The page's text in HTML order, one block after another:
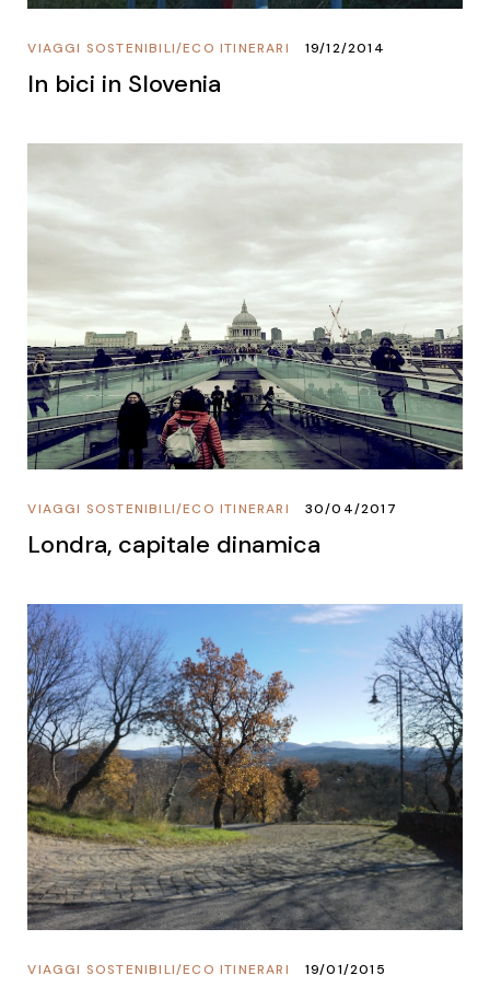
ECO ITINERARI
/
VIAGGI SOSTENIBILI 19/12/2014
In bici in Slovenia
ECO ITINERARI
/
VIAGGI SOSTENIBILI 30/04/2017
Londra, capitale dinamica
ECO ITINERARI
/
VIAGGI SOSTENIBILI 19/01/2015